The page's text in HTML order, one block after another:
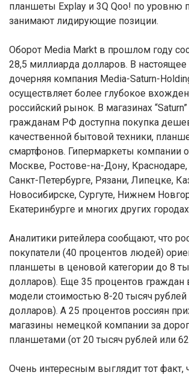
планшеты Explay и 3Q Qoo! по уровню
занимают лидирующие позиции.
Оборот Media Markt в прошлом году
28,5 миллиарда долларов. В
дочерняя компания Media-Saturn-
осуществляет более глубокое
российский рынок. В магазинах
гражданам РФ доступна покупка
качественной бытовой техники,
смартфонов. Гипермаркеты компании
Москве, Ростове-на-Дону,
Санкт-Петербурге, Рязани, Липецке,
Новосибирске, Сургуте, Нижнем
Екатеринбурге и многих других
Аналитики ритейлера сообщают, что
покупатели (40 процентов людей)
планшеты в ценовой категории до 8
долларов). Еще 35 процентов
модели стоимостью 8-20 тысяч
долларов). А 25 процентов россиян
магазины немецкой компании за
планшетами (от 20 тысяч рублей или
Очень интересным выглядит тот факт,